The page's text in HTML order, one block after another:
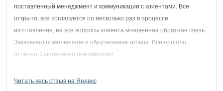
поставленный менеджмент и коммуникации с клиентами. Все
открыто, все согласуется по несколько раз в процессе
изготовления, на все вопросы клиента мгновенная обратная связь.
Заказывал помолвочное и обручальные кольца. Все прошло
отлично. Однозначно рекомендую!
Читать весь отзыв на Яндекс